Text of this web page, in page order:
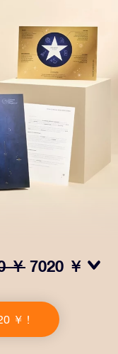
￥ 7020 ￥
et des
de votre
et
￥ !